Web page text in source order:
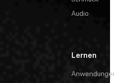
Audio
Lernen